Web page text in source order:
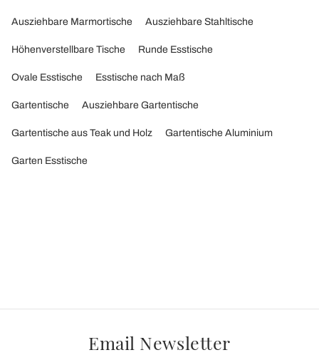
Ausziehbare Marmortische Ausziehbare Stahltische
Höhenverstellbare Tische Runde Esstische
Ovale Esstische Esstische nach Maß
Gartentische Ausziehbare Gartentische
Gartentische aus Teak und Holz Gartentische Aluminium
Garten Esstische
Email Newsletter